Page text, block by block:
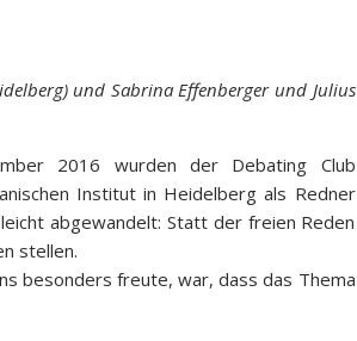
und Sabrina Effenberger und Julius
2016 wurden der Debating Club
Institut in Heidelberg als Redner
abgewandelt: Statt der freien Reden
stellen.
besonders freute, war, dass das Thema